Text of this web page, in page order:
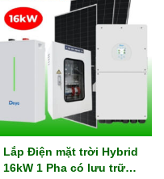
Lắp Điện mặt trời Hybrid
16kW 1 Pha có lưu trữ